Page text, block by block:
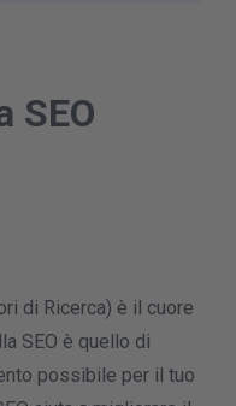
SEO
di Ricerca) è il cuore
SEO è quello di
possibile per il tuo